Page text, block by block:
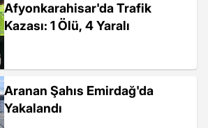
Afyonkarahisar'da Trafik
Kazası: 1 Ölü, 4 Yaralı
Aranan Şahıs Emirdağ'da
Yakalandı